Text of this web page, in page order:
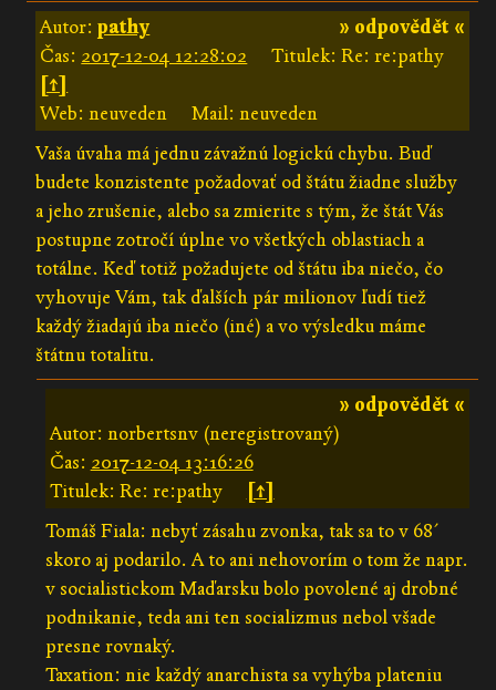
» odpovědět «
Autor:pathy
Čas: 2017-12-04 12:28:02
Titulek: Re: re:pathy
[↑]
Web: neuveden
Mail: neuveden
Vaša úvaha má jednu závažnú logickú chybu. Buď
budete konzistente požadovať od štátu žiadne služby
a jeho zrušenie, alebo sa zmierite s tým, že štát Vás
postupne zotročí úplne vo všetkých oblastiach a
totálne. Keď totiž požadujete od štátu iba niečo, čo
vyhovuje Vám, tak ďalších pár milionov ľudí tiež
každý žiadajú iba niečo (iné) a vo výsledku máme
štátnu totalitu.
» odpovědět «
Autor: norbertsnv (neregistrovaný)
Čas: 2017-12-04 13:16:26
Titulek: Re: re:pathy
[↑]
Tomáš Fiala: nebyť zásahu zvonka, tak sa to v 68´
skoro aj podarilo. A to ani nehovorím o tom že napr.
v socialistickom Maďarsku bolo povolené aj drobné
podnikanie, teda ani ten socializmus nebol všade
presne rovnaký.
Taxation: nie každý anarchista sa vyhýba plateniu